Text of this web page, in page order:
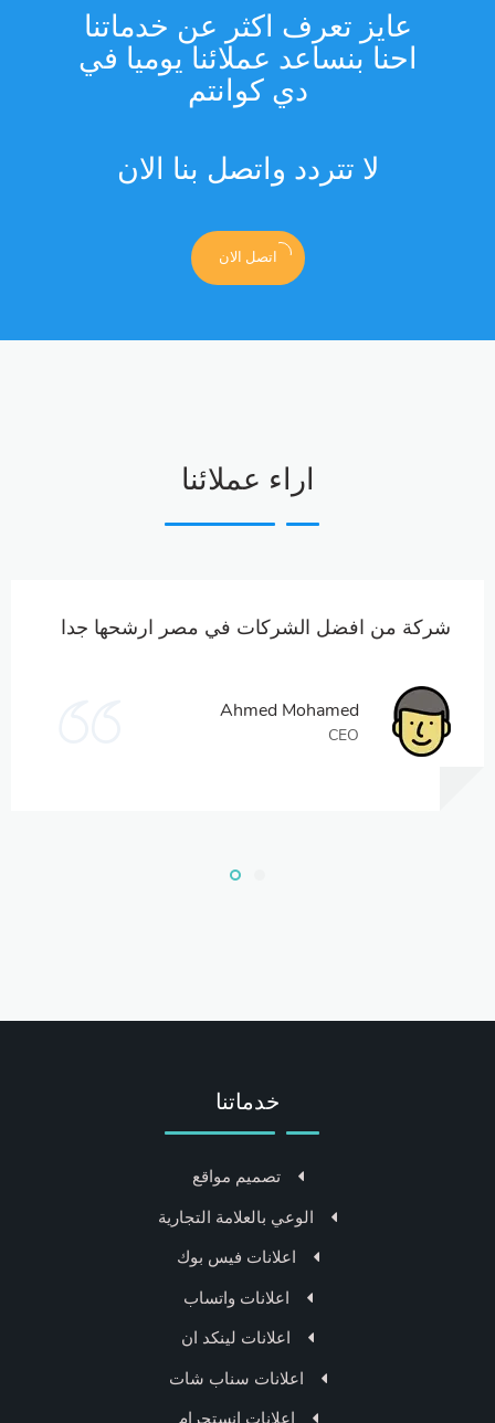
عايز تعرف اكثر عن خدماتنا
احنا بنساعد عملائنا يوميا في
دي كوانتم
لا تتردد واتصل بنا الان
اتصل الان
اراء عملائنا
شركة من افضل الشركات في مصر ارشحها جدا
Ahmed Mohamed
CEO
خدماتنا
تصميم مواقع
الوعي بالعلامة التجارية
اعلانات فيس بوك
اعلانات واتساب
اعلانات لينكد ان
اعلانات سناب شات